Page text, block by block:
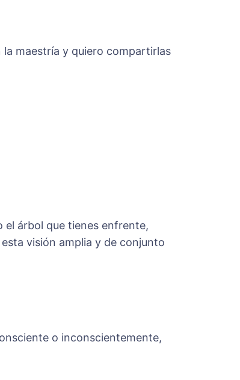
la maestría y quiero compartirlas
el árbol que tienes enfrente,
visión amplia y de conjunto
o inconscientemente,